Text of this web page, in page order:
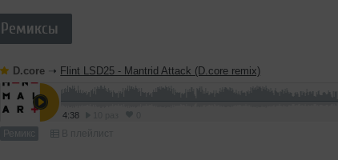
Ремиксы
D.core ➝ Flint LSD25 - Mantrid Attack (D.core remix)
4:38
Ремикс В плейлист